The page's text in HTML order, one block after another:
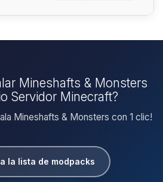
Mineshafts & Monsters
Servidor Minecraft?
Mineshafts & Monsters con 1 clic!
la lista de modpacks